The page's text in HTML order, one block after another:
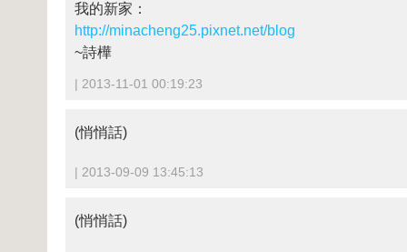
我的新家：
http://minacheng25.pixnet.net/blog
~詩樺
| 2013-11-01 00:19:23
(悄悄話)
| 2013-09-09 13:45:13
(悄悄話)